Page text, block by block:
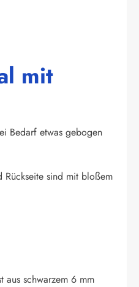
mit
Bedarf etwas gebogen
sind mit bloßem
schwarzem 6 mm